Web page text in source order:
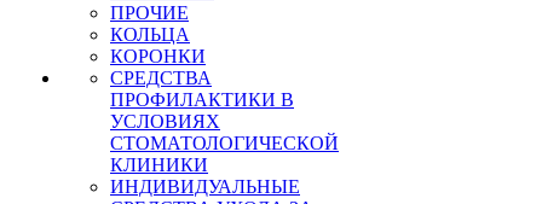
ПРОЧИЕ
КОЛЬЦА
КОРОНКИ
СРЕДСТВА
ПРОФИЛАКТИКИ В
УСЛОВИЯХ
СТОМАТОЛОГИЧЕСКОЙ
КЛИНИКИ
ИНДИВИДУАЛЬНЫЕ